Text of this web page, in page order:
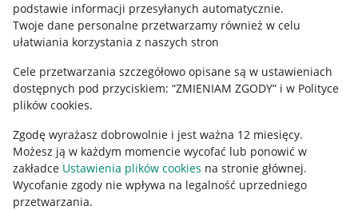
podstawie informacji przesyłanych automatycznie.
Twoje dane personalne przetwarzamy również w celu
ułatwiania korzystania z naszych stron
Cele przetwarzania szczegółowo opisane są w ustawieniach
dostępnych pod przyciskiem: “ZMIENIAM ZGODY” i w Polityce
plików cookies.
Zgodę wyrażasz dobrowolnie i jest ważna 12 miesięcy.
Możesz ją w każdym momencie wycofać lub ponowić w
zakładce Ustawienia plików cookies na stronie głównej.
Wycofanie zgody nie wpływa na legalność uprzedniego
przetwarzania.
Polityka plików "cookies"
Ustawienia plików "cookies"
Udostępnianie lokalizacji
Informacje dla Aktu o Usługach Cyfrowych
Pobierz aplikację